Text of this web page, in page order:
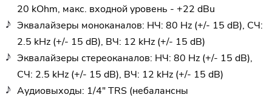
20 kOhm, макс. входной уровень - +22 dBu
Эквалайзеры моноканалов: НЧ: 80 Hz (+/- 15 dB), СЧ:
2.5 kHz (+/- 15 dB), ВЧ: 12 kHz (+/- 15 dB)
Эквалайзеры стереоканалов: НЧ: 80 Hz (+/- 15 dB),
СЧ: 2.5 kHz (+/- 15 dB), ВЧ: 12 kHz (+/- 15 dB)
Аудиовыходы: 1/4" TRS (небалансны